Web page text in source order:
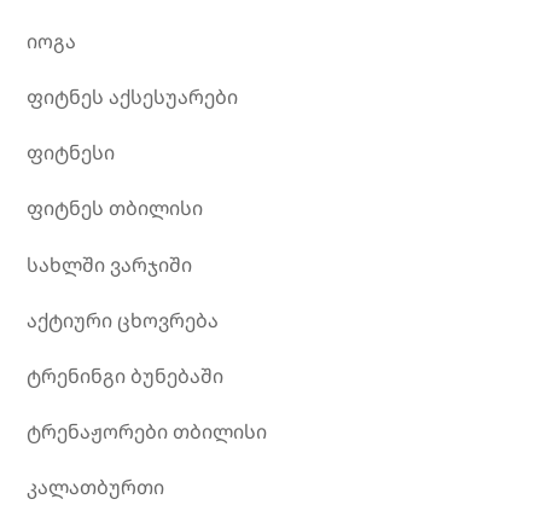
იოგა
ფიტნეს აქსესუარები
ფიტნესი
ფიტნეს თბილისი
სახლში ვარჯიში
აქტიური ცხოვრება
ტრენინგი ბუნებაში
ტრენაჟორები თბილისი
კალათბურთი